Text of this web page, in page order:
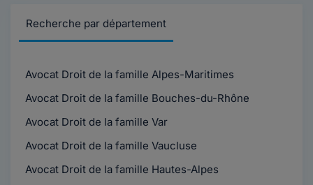
Recherche par département
Avocat Droit de la famille Alpes-Maritimes
Avocat Droit de la famille Bouches-du-Rhône
Avocat Droit de la famille Var
Avocat Droit de la famille Vaucluse
Avocat Droit de la famille Hautes-Alpes